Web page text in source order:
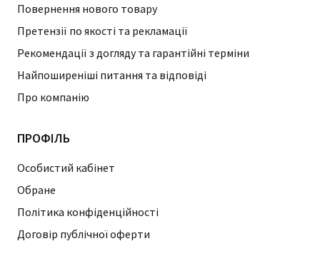
Повернення нового товару
Претензії по якості та рекламації
Рекомендації з догляду та гарантійні терміни
Найпоширеніші питання та відповіді
Про компанію
ПРОФІЛЬ
Особистий кабінет
Обране
Політика конфіденційності
Договір публічної оферти